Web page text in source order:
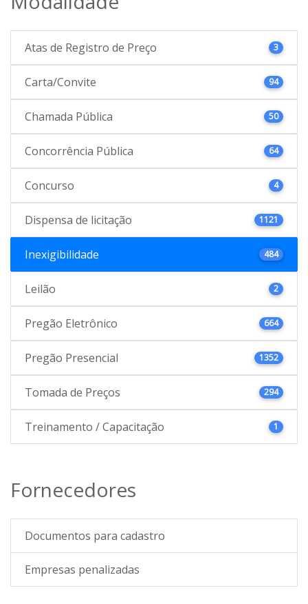
Atas de Registro de Preço 3
Carta/Convite 94
Chamada Pública 50
Concorrência Pública 64
Concurso 4
Dispensa de licitação 1121
Inexigibilidade 484
Leilão 2
Pregão Eletrônico 664
Pregão Presencial 1352
Tomada de Preços 294
Treinamento / Capacitação 1
Fornecedores
Documentos para cadastro
Empresas penalizadas